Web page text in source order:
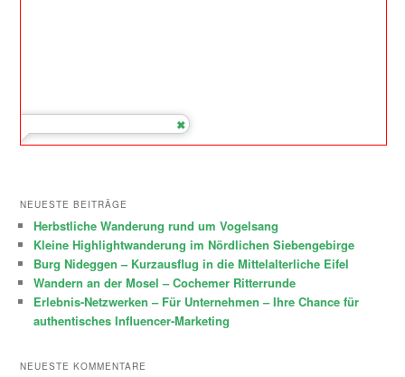
NEUESTE BEITRÄGE
Herbstliche Wanderung rund um Vogelsang
Kleine Highlightwanderung im Nördlichen Siebengebirge
Burg Nideggen – Kurzausflug in die Mittelalterliche Eifel
Wandern an der Mosel – Cochemer Ritterrunde
Erlebnis-Netzwerken – Für Unternehmen – Ihre Chance für
authentisches Influencer-Marketing
NEUESTE KOMMENTARE